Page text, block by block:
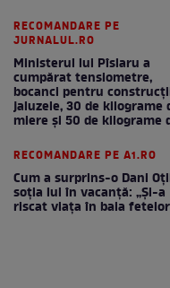
RECOMANDARE PE
JURNALUL.RO
Ministerul lui Pîslaru a
cumpărat tensiometre,
bocanci pentru
jaluzele, 30 de kilograme
miere și 50 de kilograme
RECOMANDARE PE A1.RO
Cum a surprins-o Dani
soția lui în vacanță: „Și-a
riscat viața în baia